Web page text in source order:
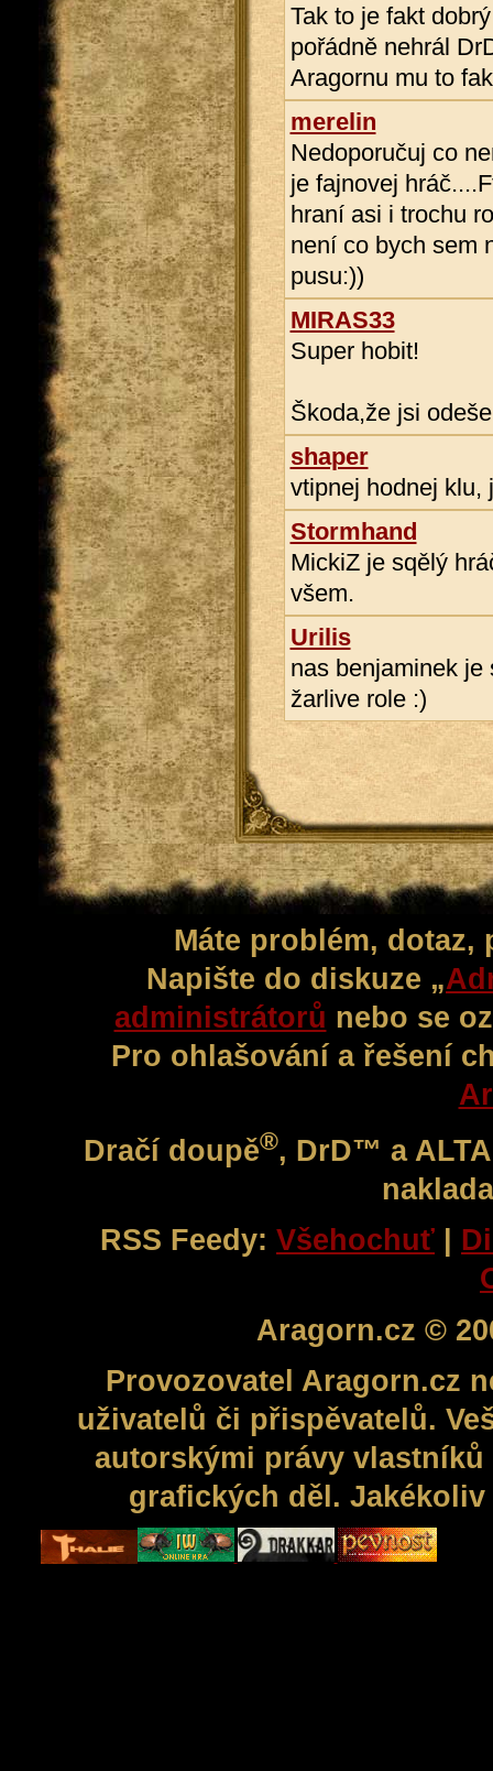
Tak to je fakt
pořádně nehrál
Aragornu mu to
merelin
Nedoporučuj co
je fajnovej
hraní asi i trochu
není co bych sem
pusu:))
MIRAS33
Super hobit!
Škoda,že jsi
shaper
vtipnej hodnej klu,
Stormhand
MickiZ je sqělý
všem.
Urilis
nas benjaminek je
žarlive role :)
Máte problém,
Napište do diskuze „
administrátorů nebo se
Pro ohlašování a řešení
Dračí doupě®, DrD™ a
RSS Feedy: Všehochuť
Aragorn.cz ©
Provozovatel Aragorn.cz
uživatelů či přispěvatelů.
autorskými právy
grafických děl.